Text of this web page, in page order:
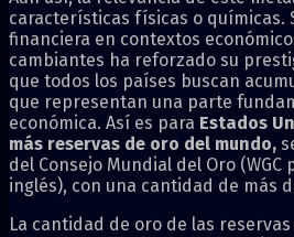
características físicas o químicas.
financiera en contextos
cambiantes ha reforzado su
que todos los países buscan
que representan una parte
económica. Así es para Estados
más reservas de oro del mundo,
del Consejo Mundial del Oro (WGC
inglés), con una cantidad de más
La cantidad de oro de las